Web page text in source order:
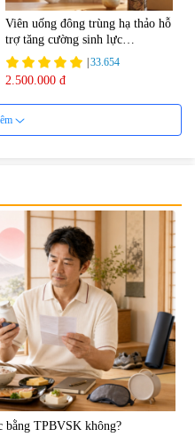
Viên uống đông trùng hạ thảo hỗ
trợ tăng cường sinh lực
Tohchukasou Premium Yo
Group 180 viên - Date 08/2027
33.654
2.500.000 đ
Viên uống bổ não Ribeto Shoji
Ichoha Ekisu Plus - 90 viên
|57.920
1.450.000 đ
bằng TPBVSK không?